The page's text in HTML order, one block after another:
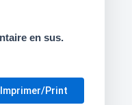
en sus.
Imprimer/Print